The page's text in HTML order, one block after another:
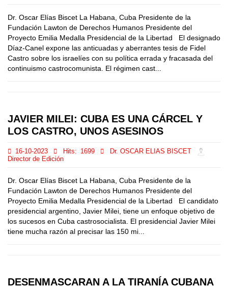
Dr. Oscar Elías Biscet La Habana, Cuba Presidente de la
Fundación Lawton de Derechos Humanos Presidente del
Proyecto Emilia Medalla Presidencial de la Libertad El designado
Díaz-Canel expone las anticuadas y aberrantes tesis de Fidel
Castro sobre los israelíes con su política errada y fracasada del
continuismo castrocomunista. El régimen cast...
JAVIER MILEI: CUBA ES UNA CÁRCEL Y
LOS CASTRO, UNOS ASESINOS
16-10-2023 Hits: 1699
Dr. OSCAR ELIAS BISCET
Director de Edición
Dr. Oscar Elías Biscet La Habana, Cuba Presidente de la
Fundación Lawton de Derechos Humanos Presidente del
Proyecto Emilia Medalla Presidencial de la Libertad El candidato
presidencial argentino, Javier Milei, tiene un enfoque objetivo de
los sucesos en Cuba castrosocialista. El presidencial Javier Milei
tiene mucha razón al precisar las 150 mi...
DESENMASCARAN A LA TIRANÍA CUBANA